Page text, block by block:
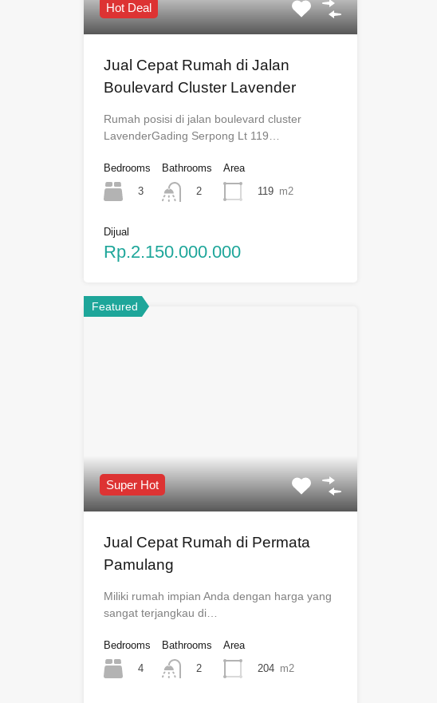
Hot Deal
Jual Cepat Rumah di Jalan
Boulevard Cluster Lavender
Rumah posisi di jalan boulevard cluster
LavenderGading Serpong Lt 119…
Bedrooms
3
Bathrooms
2
Area
119 m2
Dijual
Rp.2.150.000.000
Featured
Super Hot
Jual Cepat Rumah di Permata
Pamulang
Miliki rumah impian Anda dengan harga yang
sangat terjangkau di…
Bedrooms
4
Bathrooms
2
Area
204 m2